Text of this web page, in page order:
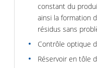
constant du
ainsi la formation
résidus sans
Contrôle optique
Réservoir en tôle